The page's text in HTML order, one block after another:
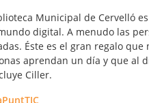
Municipal de Cervelló
digital. A menudo las
Éste es el gran regalo
aprendan un día y que al
Ciller.